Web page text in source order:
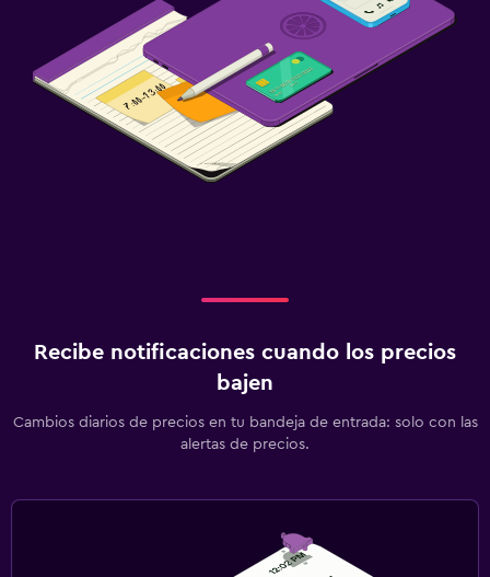
Recibe notificaciones cuando los precios
bajen
Cambios diarios de precios en tu bandeja de entrada: solo con las
alertas de precios.